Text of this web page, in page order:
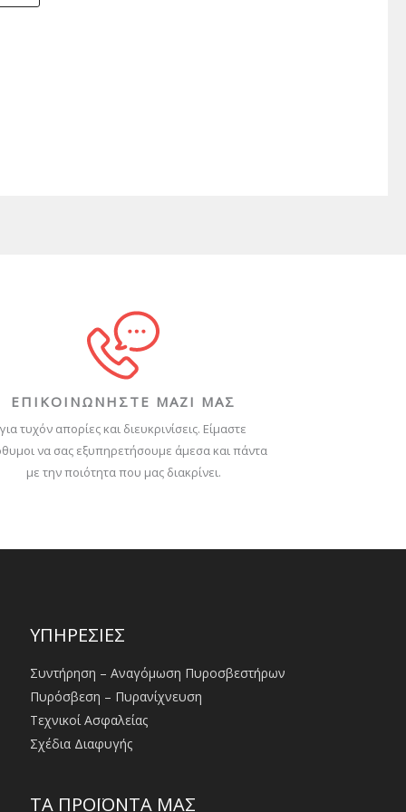
ΕΠΙΚΟΙΝΩΝΗΣΤΕ ΜΑΖΙ ΜΑΣ
για τυχόν απορίες και διευκρινίσεις. Είμαστε
να σας εξυπηρετήσουμε άμεσα και πάντα
με την ποιότητα που μας διακρίνει.
ΥΠΗΡΕΣΙΕΣ
Συντήρηση – Αναγόμωση Πυροσβεστήρων
Πυρόσβεση – Πυρανίχνευση
Τεχνικοί Ασφαλείας
Σχέδια Διαφυγής
ΤΑ ΠΡΟΪΟΝΤΑ ΜΑΣ